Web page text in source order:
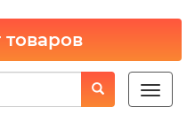
товаров
Toggle